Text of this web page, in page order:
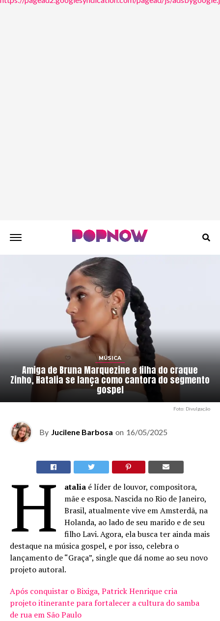
MÚSICA
Amiga de Bruna Marquezine e filha do craque
Zinho, Hatalia se lança como cantora do segmento
gospel
Foto: Divulgação
By Jucilene Barbosa on 16/05/2025
H atalia é líder de louvor, compositora,
mãe e esposa. Nascida no Rio de Janeiro,
Brasil, atualmente vive em Amsterdã, na
Holanda, ao lado de seu marido e de seu
filho Lavi. Agora, ela busca ter ainda mais
destaque na música gospel, e por isso, celebra o
lançamento de “Graça”, single que dá nome ao seu novo
projeto autoral.
Após conquistar o Bixiga, Patrick Henrique cria
projeto itinerante para fortalecer a cultura do samba
de rua em São Paulo